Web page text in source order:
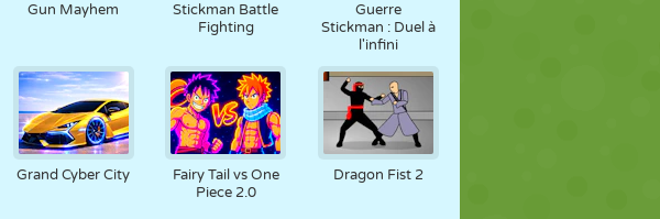
Gun Mayhem
Stickman Battle
Fighting
Guerre
Stickman : Duel à
l'infini
Grand Cyber City
Fairy Tail vs One
Piece 2.0
Dragon Fist 2